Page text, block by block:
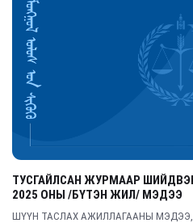
ТУСГАЙЛСАН ЖУРМААР
2025 ОНЫ /БҮТЭН ЖИЛ/ МЭДЭЭ
ШҮҮН ТАСЛАХ АЖИЛЛАГААНЫ